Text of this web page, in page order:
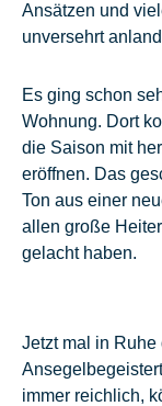
Ansätzen und
unversehrt
Es ging schon
Wohnung. Dort
die Saison mit
eröffnen. Das
Ton aus einer
allen große
gelacht haben.
Jetzt mal in
immer reichlich,